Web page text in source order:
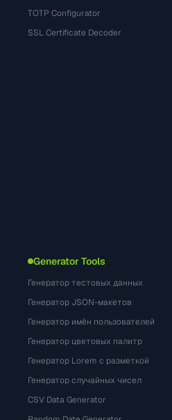
TOTP Configurator
SSL Certificate Decoder
Generator Tools
Генератор тестовых данных
Генератор JSON-макетов
Генератор имён пользователей
Генератор цветовых палитр
Генератор Lorem с разметкой
Генератор случайных чисел
CSV Data Generator